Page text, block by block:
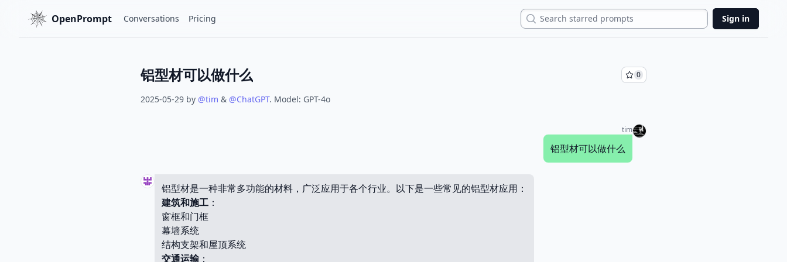
OpenPrompt Conversations Pricing Search Sign in
铝型材可以做什么 0
2025-05-29 by @tim & @ChatGPT. Model: GPT-4o
tim
铝型材可以做什么
铝型材是一种非常多功能的材料，广泛应用于各个行业。以下是一些常见的铝型材应用：
建筑和施工 ：
窗框和门框
幕墙系统
结构支架和屋顶系统
交通运输：